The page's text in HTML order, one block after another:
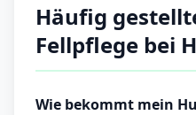
Häufig
Fellpflege bei
Wie bekommt mein